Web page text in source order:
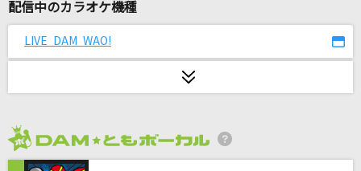
[生音]嘘
Bunny Girl
配信中のカラオケ機種
LIVE DAM WAO!